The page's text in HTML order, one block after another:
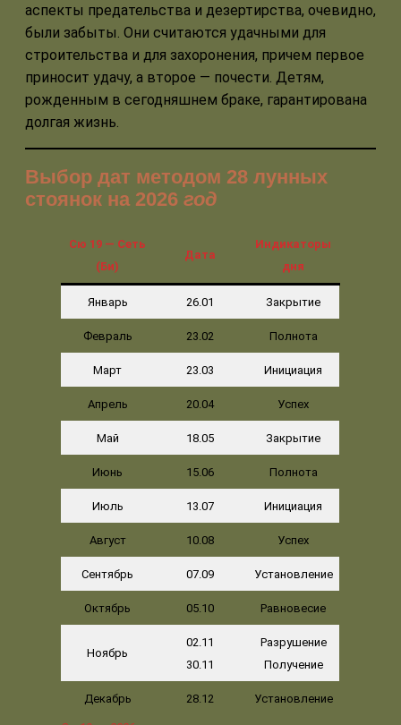
аспекты предательства и дезертирства, очевидно,
были забыты. Они считаются удачными для
строительства и для захоронения, причем первое
приносит удачу, а второе — почести. Детям,
рожденным в сегодняшнем браке, гарантирована
долгая жизнь.
Выбор дат методом 28 лунных
стоянок на 2026 год
Сю 19 — Сеть
(Би)
Дата
Индикаторы
дня
Январь 26.01 Закрытие
Февраль 23.02 Полнота
Март 23.03 Инициация
Апрель 20.04 Успех
Май 18.05 Закрытие
Июнь 15.06 Полнота
Июль 13.07 Инициация
Август 10.08 Успех
Сентябрь 07.09 Установление
Октябрь 05.10 Равновесие
Ноябрь
02.11
30.11
Разрушение
Получение
Декабрь 28.12 Установление